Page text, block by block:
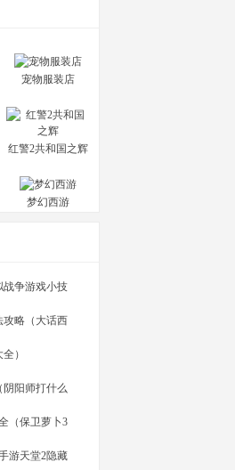
宠物服装店
红警2共和国之辉
梦幻西游
战争游戏小技
攻略（大话西
）
阴阳师打什么
（保卫萝卜3
游天堂2隐藏